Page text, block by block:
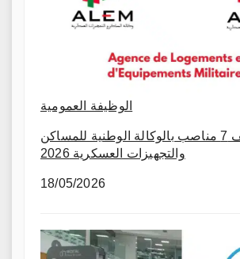
الوظيفة العمومية
مباراة توظيف 7 مناصب بالوكالة الوطنية للمساكن
والتجهيزات العسكرية 2026
18/05/2026